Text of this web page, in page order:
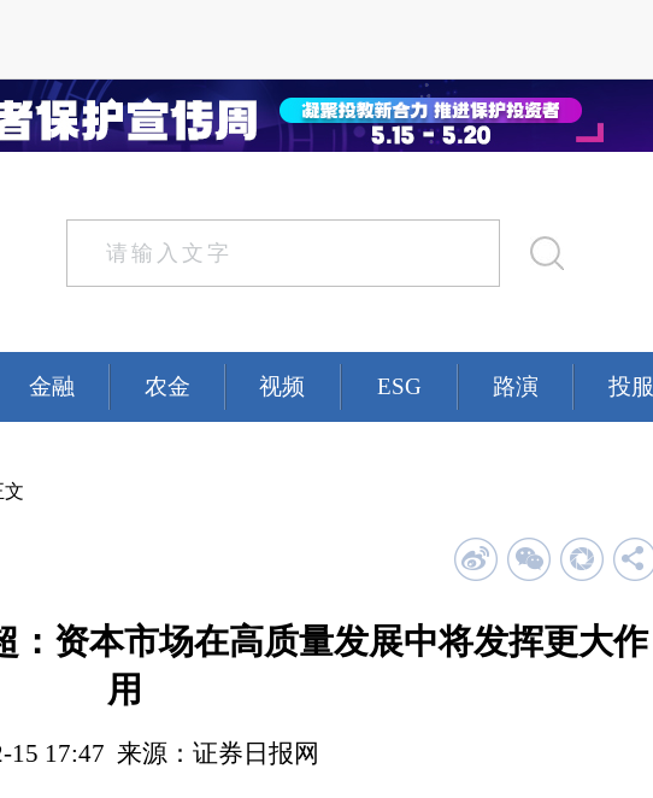
金融 农金 视频 ESG 路演 投服
文
：资本市场在高质量发展中将发挥更大作
用
15 17:47 来源：证券日报网